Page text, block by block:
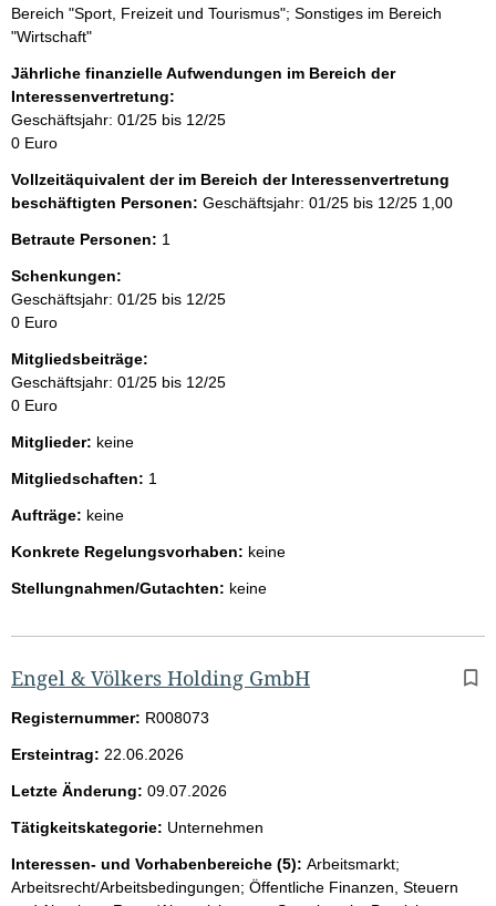
Bereich "Sport, Freizeit und Tourismus"; Sonstiges im Bereich
"Wirtschaft"
Jährliche finanzielle Aufwendungen im Bereich der
Interessenvertretung:
Geschäftsjahr: 01/25 bis 12/25
0 Euro
Vollzeitäquivalent der im Bereich der Interessenvertretung
beschäftigten Personen: Geschäftsjahr: 01/25 bis 12/25 1,00
Betraute Personen: 1
Schenkungen:
Geschäftsjahr: 01/25 bis 12/25
0 Euro
Mitgliedsbeiträge:
Geschäftsjahr: 01/25 bis 12/25
0 Euro
Mitglieder: keine
Mitgliedschaften: 1
Aufträge: keine
Konkrete Regelungsvorhaben: keine
Stellungnahmen/Gutachten: keine
Engel & Völkers Holding GmbH
Registernummer: R008073
Ersteintrag: 22.06.2026
Letzte Änderung: 09.07.2026
Tätigkeitskategorie: Unternehmen
Interessen- und Vorhabenbereiche (5): Arbeitsmarkt;
Arbeitsrecht/Arbeitsbedingungen; Öffentliche Finanzen, Steuern